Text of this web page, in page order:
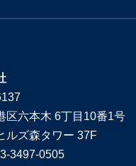
区六本木 6丁目10番1号
ルズ森タワー 37F
3497-0505